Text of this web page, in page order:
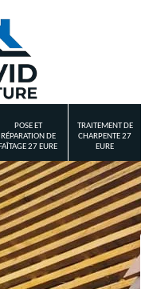
POSE ET
RÉPARATION DE
FAÎTAGE 27 EURE
TRAITEMENT DE
CHARPENTE 27
EURE